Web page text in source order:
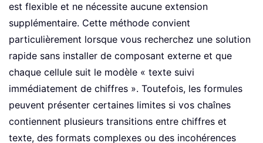
est flexible et ne nécessite aucune extension
supplémentaire. Cette méthode convient
particulièrement lorsque vous recherchez une solution
rapide sans installer de composant externe et que
chaque cellule suit le modèle « texte suivi
immédiatement de chiffres ». Toutefois, les formules
peuvent présenter certaines limites si vos chaînes
contiennent plusieurs transitions entre chiffres et
texte, des formats complexes ou des incohérences